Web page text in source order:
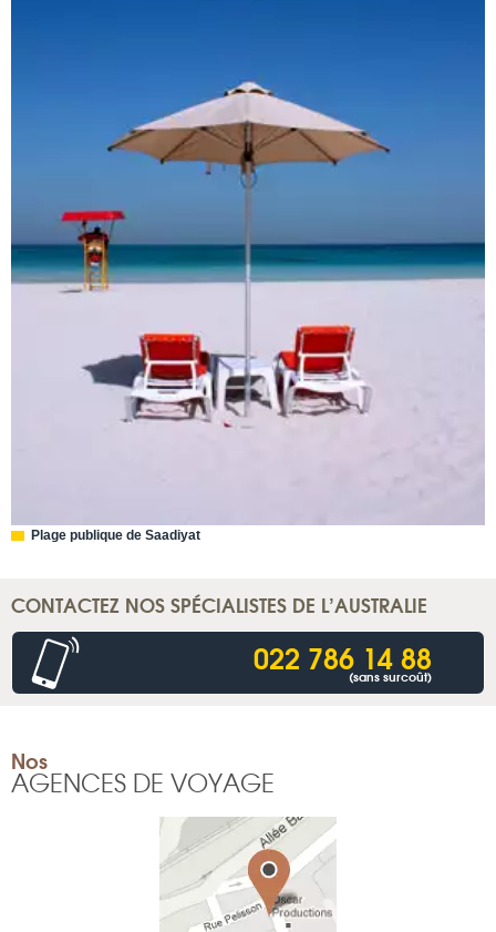
Plage publique de Saadiyat
CONTACTEZ NOS SPÉCIALISTES DE L’AUSTRALIE
022 786 14 88
(sans surcoût)
Nos
AGENCES DE VOYAGE